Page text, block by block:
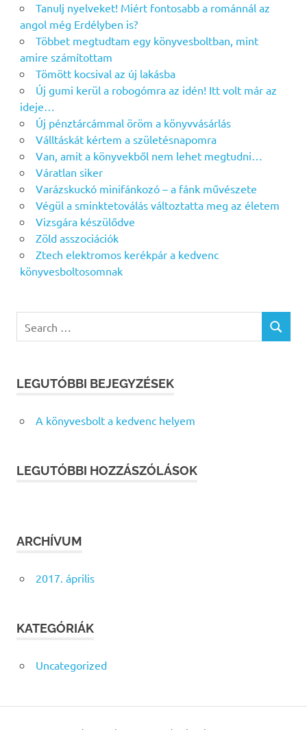
Tanulj nyelveket! Miért fontosabb a románnál az
angol még Erdélyben is?
Többet megtudtam egy könyvesboltban, mint
amire számítottam
Tömött kocsival az új lakásba
Új gumi kerül a robogómra az idén! Itt volt már az
ideje…
Új pénztárcámmal öröm a könyvvásárlás
Válltáskát kértem a születésnapomra
Van, amit a könyvekből nem lehet megtudni…
Váratlan siker
Varázskuckó minifánkozó – a fánk művészete
Végül a sminktetoválás változtatta meg az életem
Vizsgára készülődve
Zöld asszociációk
Ztech elektromos kerékpár a kedvenc
könyvesboltosomnak
for:
SEARCH
LEGUTÓBBI BEJEGYZÉSEK
A könyvesbolt a kedvenc helyem
LEGUTÓBBI HOZZÁSZÓLÁSOK
ARCHÍVUM
2017. április
KATEGÓRIÁK
Uncategorized